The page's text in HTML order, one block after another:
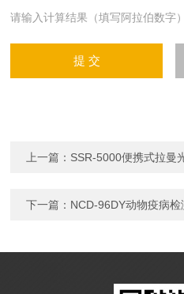
请输入计算结果（填写阿拉伯数字
上一篇： SSR-5000便携式拉曼
下一篇： NCD-96DY动物疫病检